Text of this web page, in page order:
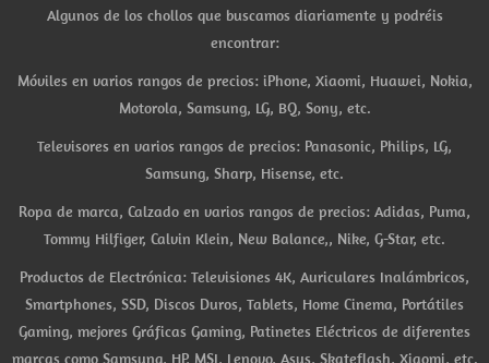
Algunos de los chollos que buscamos diariamente y podréis
encontrar:
Móviles en varios rangos de precios: iPhone, Xiaomi, Huawei, Nokia,
Motorola, Samsung, LG, BQ, Sony, etc.
Televisores en varios rangos de precios: Panasonic, Philips, LG,
Samsung, Sharp, Hisense, etc.
Ropa de marca, Calzado en varios rangos de precios: Adidas, Puma,
Tommy Hilfiger, Calvin Klein, New Balance,, Nike, G-Star, etc.
Productos de Electrónica: Televisiones 4K, Auriculares Inalámbricos,
Smartphones, SSD, Discos Duros, Tablets, Home Cinema, Portátiles
Gaming, mejores Gráficas Gaming, Patinetes Eléctricos de diferentes
marcas como Samsung, HP, MSI, Lenovo, Asus, Skateflash, Xiaomi, etc.